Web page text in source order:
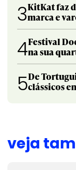
3KitKat faz
marca e
4Festival
na sua
5De
clássicos
veja